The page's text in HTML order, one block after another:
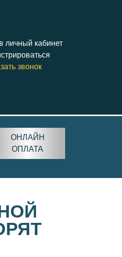
личный кабинет
звонок
ОНЛАЙН
ОПЛАТА